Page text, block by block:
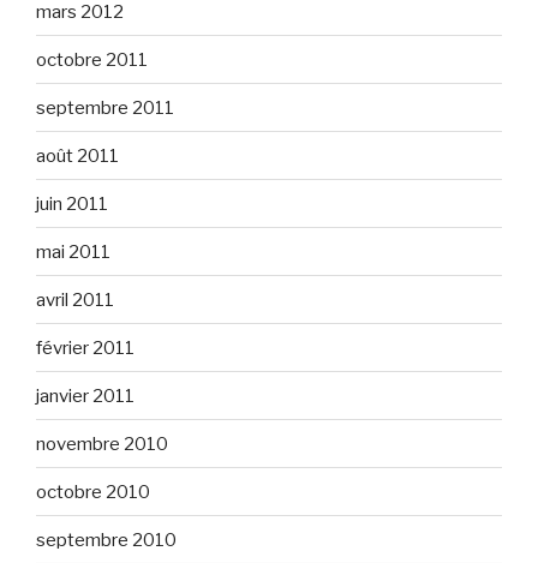
mars 2012
octobre 2011
septembre 2011
août 2011
juin 2011
mai 2011
avril 2011
février 2011
janvier 2011
novembre 2010
octobre 2010
septembre 2010